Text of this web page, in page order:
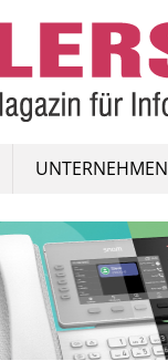
UNTERNEHMEN